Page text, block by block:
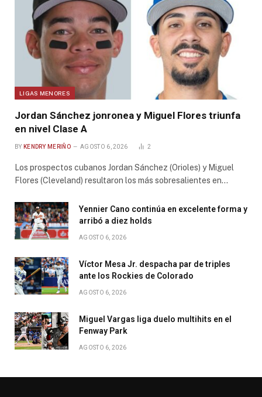
LIGAS MENORES
Jordan Sánchez jonronea y Miguel Flores triunfa
en nivel Clase A
BY KENDRY MERIÑO AGOSTO 6, 2026 2
Los prospectos cubanos Jordan Sánchez (Orioles) y Miguel
Flores (Cleveland) resultaron los más sobresalientes en…
Yennier Cano continúa en excelente forma y
arribó a diez holds
AGOSTO 6, 2026
Víctor Mesa Jr. despacha par de triples
ante los Rockies de Colorado
AGOSTO 6, 2026
Miguel Vargas liga duelo multihits en el
Fenway Park
AGOSTO 6, 2026